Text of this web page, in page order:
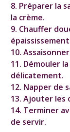
8. Préparer la
la crème.
9. Chauffer
10.
11. Démouler
délicatement.
12. Napper de
13. Ajouter les
14. Terminer
de servir.